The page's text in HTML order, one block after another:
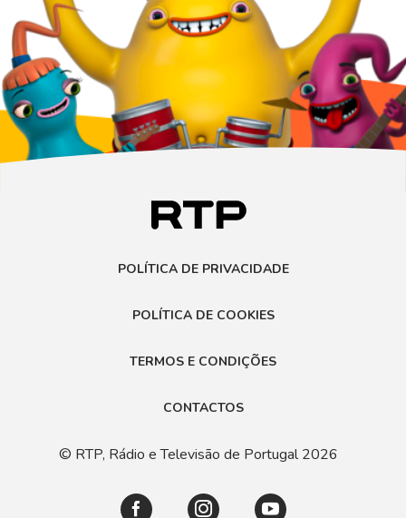
POLÍTICA DE PRIVACIDADE
POLÍTICA DE COOKIES
TERMOS E CONDIÇÕES
CONTACTOS
© RTP, Rádio e Televisão de Portugal 2026